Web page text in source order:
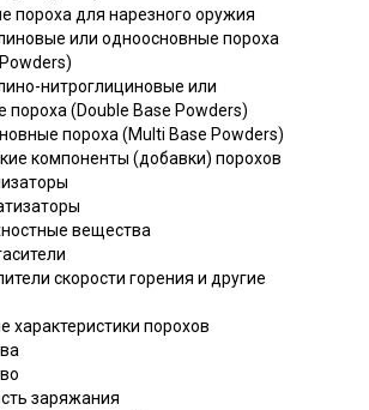
пороха для нарезного оружия
или одноосновные пороха
нитроглициновые или
пороха (Double Base Powders)
пороха (Multi Base Powders)
компоненты (добавки) порохов
вещества
скорости горения и другие
характеристики порохов
заряжания